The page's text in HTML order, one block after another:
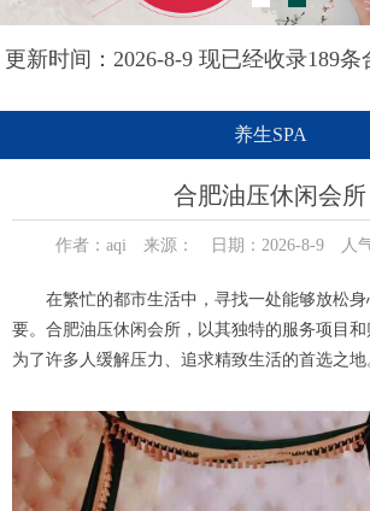
更新时间：2026-8-9 现已经收录189
养生SPA
合肥油压休闲会所
作者：aqi 来源： 日期：2026-8-9 人气
在繁忙的都市生活中，寻找一处能够放松身
要。合肥油压休闲会所，以其独特的服务项目
为了许多人缓解压力、追求精致生活的首选之地